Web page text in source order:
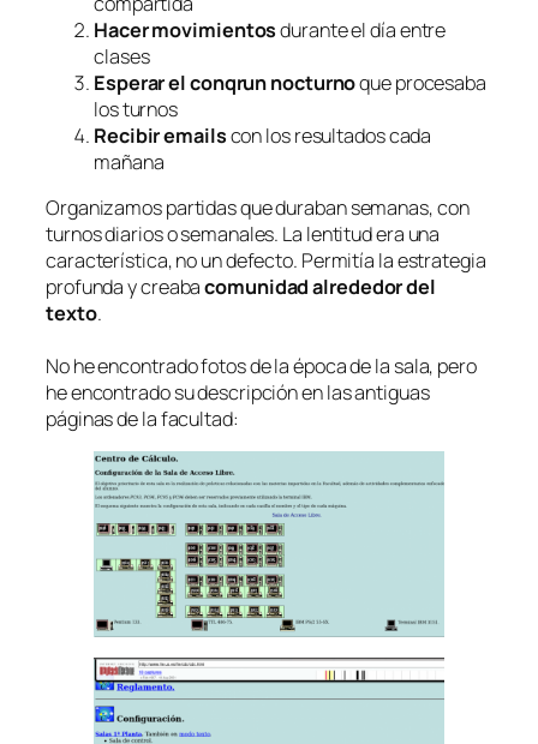
Hacer movimientosdurante el día entre
clases
Esperar elconqrunnocturnoque procesaba
los turnos
Recibir emailscon los resultados cada
mañana
Organizamos partidas que duraban semanas, con
turnos diarios o semanales. La lentitud era una
característica, no un defecto. Permitía la estrategia
profunda y creabacomunidad alrededor del
texto.
No he encontrado fotos de la época de la sala, pero
he encontrado su descripción en las antiguas
páginas de la facultad: